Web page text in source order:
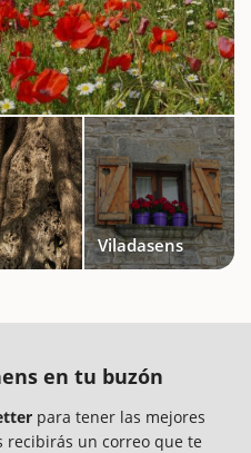
Viladasens
en tu buzón
para tener las mejores
recibirás un correo que te